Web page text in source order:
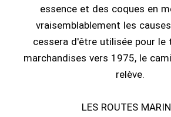
essence et des coques en
vraisemblablement les
cessera d'être utilisée pour le
marchandises vers 1975, le
relève.
LES ROUTES